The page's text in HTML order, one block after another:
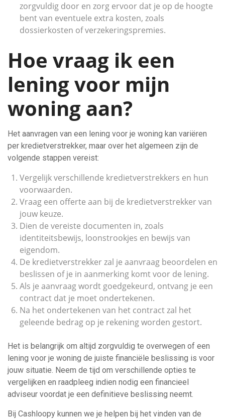
zorgvuldig door en zorg ervoor dat je op de hoogte
bent van eventuele extra kosten, zoals
dossierkosten of verzekeringspremies.
Hoe vraag ik een
lening voor mijn
woning aan?
Het aanvragen van een lening voor je woning kan variëren
per kredietverstrekker, maar over het algemeen zijn de
volgende stappen vereist:
Vergelijk verschillende kredietverstrekkers en hun
voorwaarden.
Vraag een offerte aan bij de kredietverstrekker van
jouw keuze.
Dien de vereiste documenten in, zoals
identiteitsbewijs, loonstrookjes en bewijs van
eigendom.
De kredietverstrekker zal je aanvraag beoordelen en
beslissen of je in aanmerking komt voor de lening.
Als je aanvraag wordt goedgekeurd, ontvang je een
contract dat je moet ondertekenen.
Na het ondertekenen van het contract zal het
geleende bedrag op je rekening worden gestort.
Het is belangrijk om altijd zorgvuldig te overwegen of een
lening voor je woning de juiste financiële beslissing is voor
jouw situatie. Neem de tijd om verschillende opties te
vergelijken en raadpleeg indien nodig een financieel
adviseur voordat je een definitieve beslissing neemt.
Bij Cashloopy kunnen we je helpen bij het vinden van de